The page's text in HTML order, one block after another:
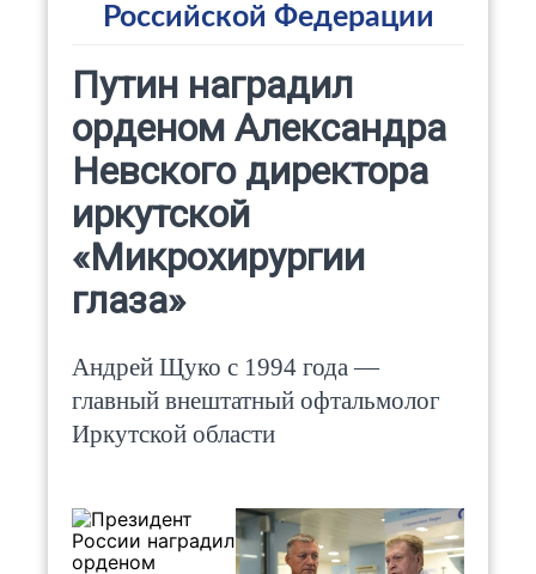
Российской Федерации
Путин наградил
орденом Александра
Невского директора
иркутской
«Микрохирургии
глаза»
Андрей Щуко с 1994 года —
главный внештатный офтальмолог
Иркутской области